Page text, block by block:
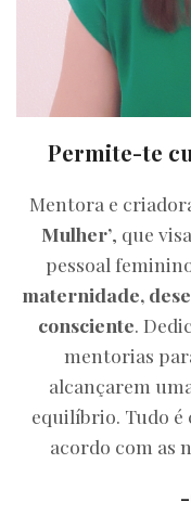
Permite-te
Mentora e
Mulher’, que
pessoal
maternidade,
consciente.
mentorias
alcançarem
equilíbrio. Tudo é
acordo com as